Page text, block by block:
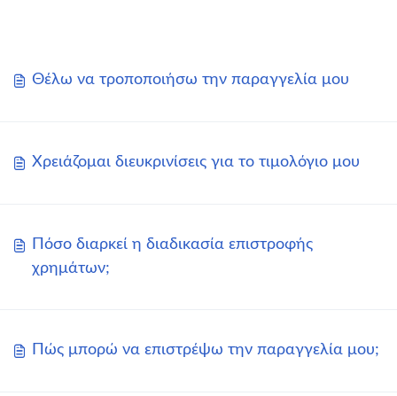
Θέλω να τροποποιήσω την παραγγελία μου
Χρειάζομαι διευκρινίσεις για το τιμολόγιο μου
Πόσο διαρκεί η διαδικασία επιστροφής
χρημάτων;
Πώς μπορώ να επιστρέψω την παραγγελία μου;